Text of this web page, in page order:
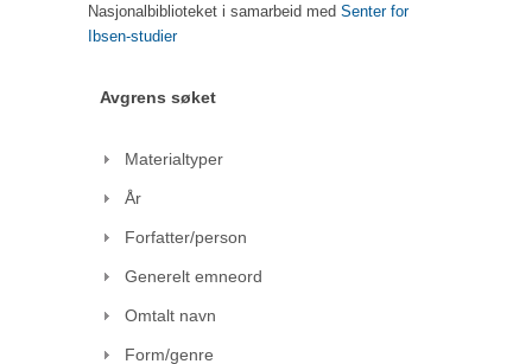
Nasjonalbiblioteket i samarbeid med Senter for
Ibsen-studier
Avgrens søket
Materialtyper
År
Forfatter/person
Generelt emneord
Omtalt navn
Form/genre